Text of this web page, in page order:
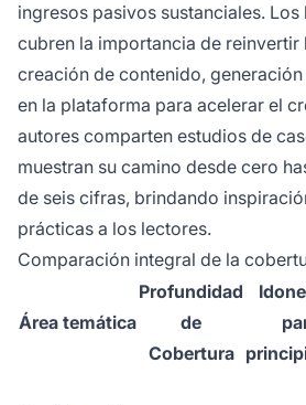
ingresos pasivos sustanciales.
cubren la importancia de reinvertir
creación de contenido,
en la plataforma para acelerar el
autores comparten estudios de
muestran su camino desde cero
de seis cifras, brindando
prácticas a los lectores.
Comparación integral de la
Área temática
Profundidad
de
Cobertura